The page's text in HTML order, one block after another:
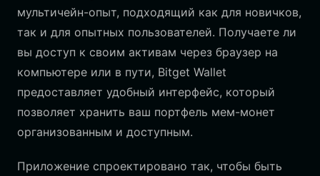
мультичейн-опыт, подходящий как для новичков,
так и для опытных пользователей. Получаете ли
вы доступ к своим активам через браузер на
компьютере или в пути, Bitget Wallet
предоставляет удобный интерфейс, который
позволяет хранить ваш портфель мем-монет
организованным и доступным.
Приложение спроектировано так, чтобы быть